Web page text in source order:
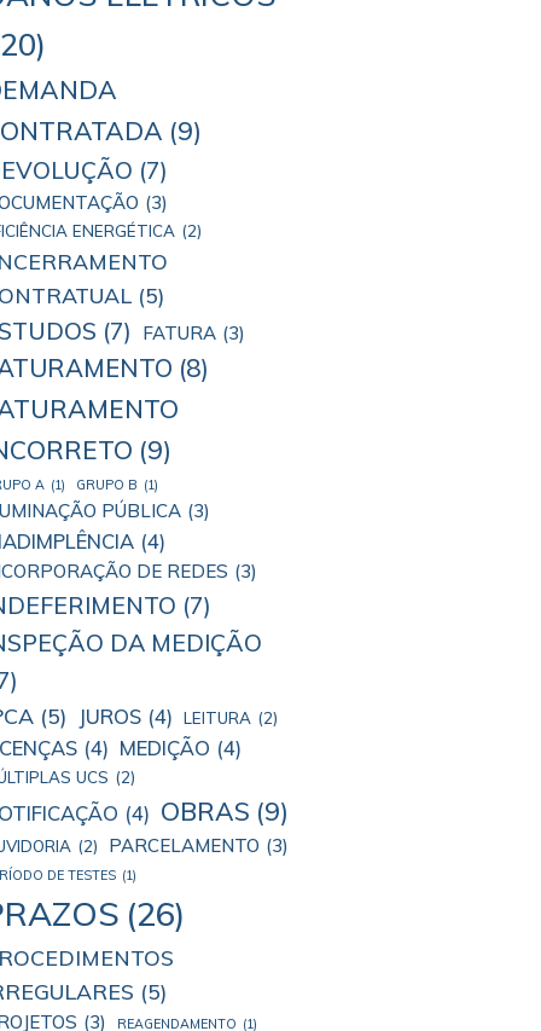
(9)
(7)
(3)
ENERGÉTICA (2)
(5)
(7) FATURA (3)
(8)
(9)
A (1) GRUPO B (1)
PÚBLICA (3)
(4)
DE REDES (3)
(7)
DA MEDIÇÃO
(5) JUROS (4) LEITURA (2)
(4) MEDIÇÃO (4)
UCS (2)
(4) OBRAS (9)
(2) PARCELAMENTO (3)
DE TESTES (1)
(26)
(5)
(3) REAGENDAMENTO (1)